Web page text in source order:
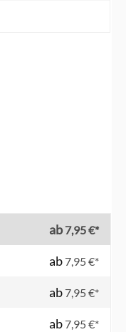
ab 7,95 €*
ab 7,95 €*
ab 7,95 €*
ab 7,95 €*